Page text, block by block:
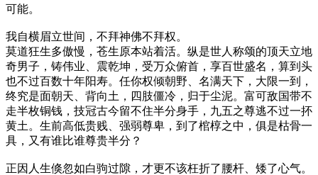
可能。
我自横眉立世间，不拜神佛不拜权。
莫道狂生多傲慢，苍生原本站着活。纵是世人称颂的顶天立地
奇男子，铸伟业、震乾坤，受万众俯首，享百世盛名，算到头
也不过百数十年阳寿。任你权倾朝野、名满天下，大限一到，
终究是面朝天、背向土，四肢僵冷，归于尘泥。富可敌国带不
走半枚铜钱，技冠古今留不住半分身手，九五之尊逃不过一抔
黄土。生前高低贵贱、强弱尊卑，到了棺椁之中，俱是枯骨一
具，又有谁比谁尊贵半分？
正因人生倏忽如白驹过隙，才更不该枉折了腰杆、矮了心气。